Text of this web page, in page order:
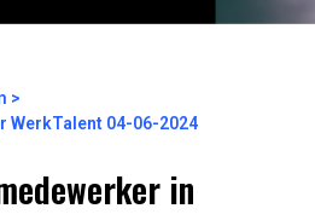
04-06-2024
in